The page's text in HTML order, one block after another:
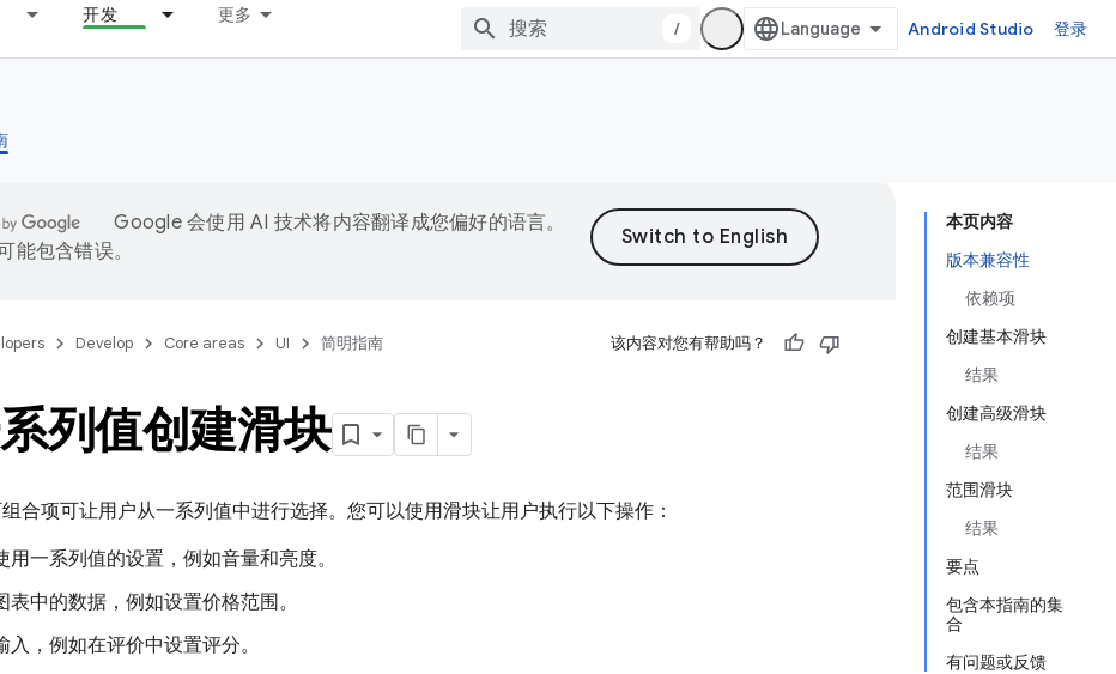
开发 更多
/ Android Studio 登录
本页内容
版本兼容性
依赖项
创建基本滑块
结果
创建高级滑块
结果
范围滑块
结果
要点
包含本指南的集
合
有问题或反馈
Google 会使用 AI 技术将内容翻译成您偏好的语言。
能包含错误。
Develop Core areas UI 简明指南 该内容对您有帮助吗？
列值创建滑块
合项可让用户从一系列值中进行选择。您可以使用滑块让用户执行以下操作：
用一系列值的设置，例如音量和亮度。
表中的数据，例如设置价格范围。
入，例如在评价中设置评分。